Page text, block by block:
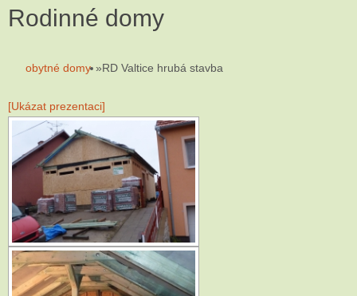
Rodinné domy
obytné domy »RD Valtice hrubá stavba
[Ukázat prezentaci]